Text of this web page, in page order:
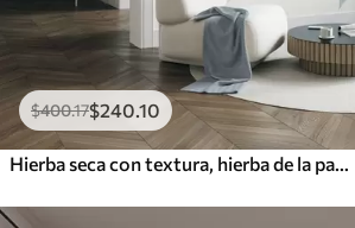
$400.17$240 .10